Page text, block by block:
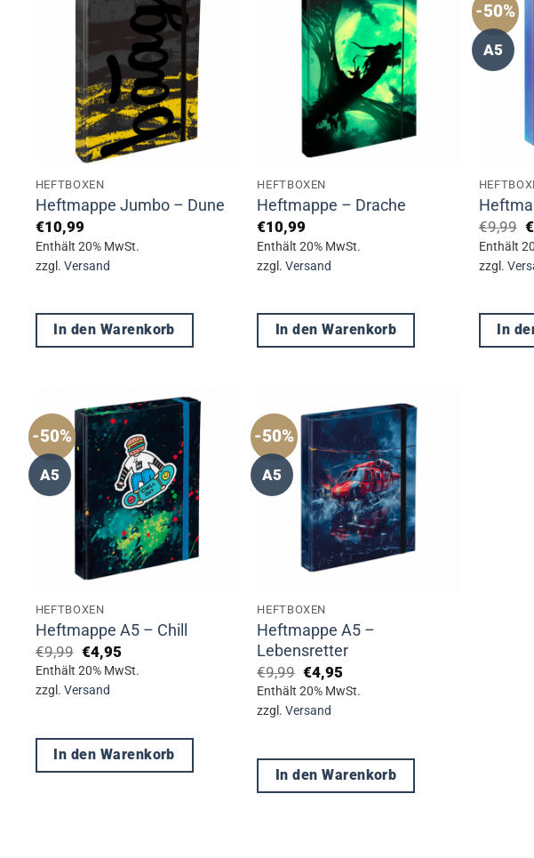
HEFTBOXEN
Heftmappe Jumbo – Dune
€10,99
Enthält 20% MwSt.
zzgl. Versand
In den Warenkorb
HEFTBOXEN
Heftmappe – Drache
€10,99
Enthält 20% MwSt.
zzgl.Versand
In den Warenkorb
-50%
A5
€9,99 €
Enthält
zzgl.
In
-50%
A5
HEFTBOXEN
Heftmappe A5 – Chill
€9,99 Ursprünglicher
Preis
war:
€9,99
€4,95Aktueller
Preis
ist:
Enthält 20% MwSt.
zzgl. Versand
In den Warenkorb
-50%
A5
HEFTBOXEN
Heftmappe A5 –
Lebensretter
€9,99 Ursprünglicher
Preis
war:
€9,99
€4,95
Preis
ist:
Enthält 20% MwSt.
zzgl.Versand
In den Warenkorb